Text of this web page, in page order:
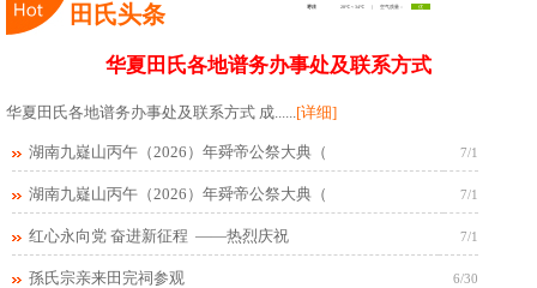
田氏头条
华夏田氏各地谱务办事处及联系方式
华夏田氏各地谱务办事处及联系方式 成......[详细]
湖南九嶷山丙午（2026）年舜帝公祭大典（ 7/1
湖南九嶷山丙午（2026）年舜帝公祭大典（ 7/1
红心永向党 奋进新征程 ——热烈庆祝 7/1
孫氏宗亲来田完祠参观 6/30